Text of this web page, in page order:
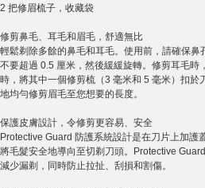
2 把修眉梳子，收藏袋
修剪鼻毛、耳毛和眉毛，舒適無比
輕鬆剃除多餘的鼻毛和耳毛。使用前，請確保鼻
不要超過 0.5 厘米，然後緩緩旋轉。修剪耳毛時
時，將其中一個修剪梳（3 毫米和 5 毫米）扣於
地均勻修剪眉毛至您想要的長度。
保護皮膚設計，令修剪更容易、安全
Protective Guard 防護系統設計是在刀片上加護
將毛髮安全地導向至切剃刀頭。Protective
減少漏剃，同時防止拉扯、刮損和割傷。